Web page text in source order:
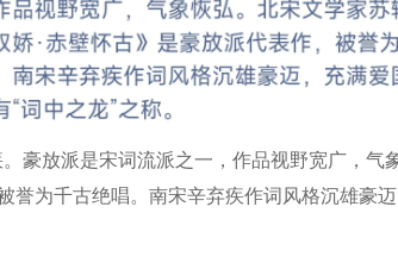
豪放派是宋词流派之一，作品视野宽广，气
誉为千古绝唱。南宋辛弃疾作词风格沉雄豪